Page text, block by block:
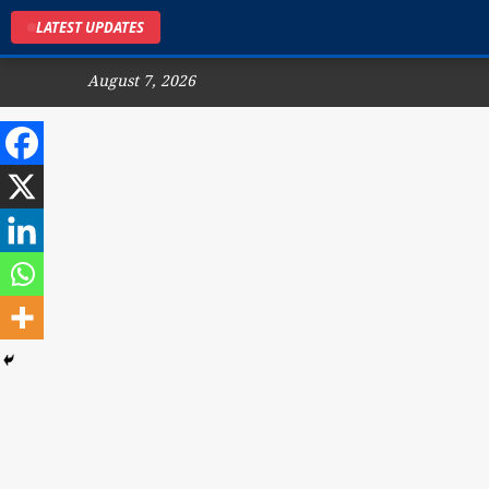
LATEST UPDATES
August 7, 2026